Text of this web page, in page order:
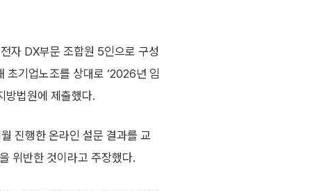
자 DX부문 조합원 5인으로 구성
초기업노조를 상대로 ‘2026년 임
방법원에 제출했다.
진행한 온라인 설문 결과를 교
위반한 것이라고 주장했다.